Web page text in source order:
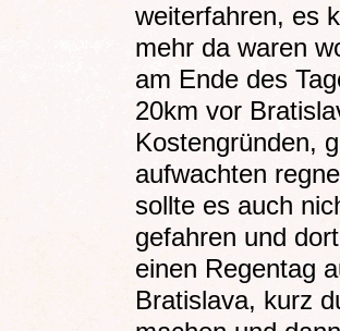
weiterfahren, es
mehr da waren
am Ende des
20km vor
Kostengründen,
aufwachten
sollte es auch
gefahren und
einen Regentag
Bratislava, kurz